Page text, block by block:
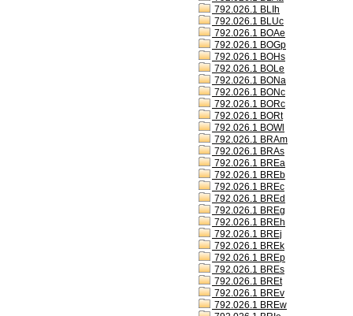
792.026.1 BLIh
792.026.1 BLUc
792.026.1 BOAe
792.026.1 BOGp
792.026.1 BOHs
792.026.1 BOLe
792.026.1 BONa
792.026.1 BONc
792.026.1 BORc
792.026.1 BORt
792.026.1 BOWl
792.026.1 BRAm
792.026.1 BRAs
792.026.1 BREa
792.026.1 BREb
792.026.1 BREc
792.026.1 BREd
792.026.1 BREg
792.026.1 BREh
792.026.1 BREj
792.026.1 BREk
792.026.1 BREp
792.026.1 BREs
792.026.1 BREt
792.026.1 BREv
792.026.1 BREw